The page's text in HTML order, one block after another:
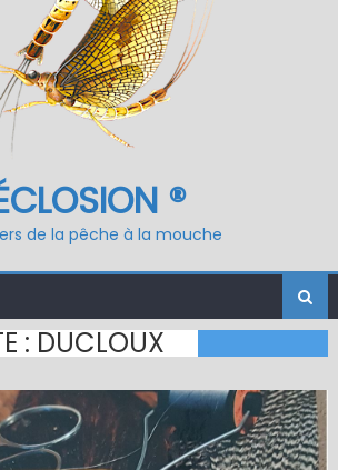
®
de la pêche à la mouche
:DUCLOUX